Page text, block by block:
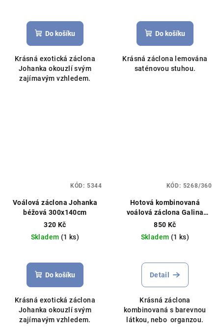
hodnocení
produktu
z
5
hvězdiček.
Do košíku
Krásná exotická záclona
Johanka okouzlí svým
zajímavým vzhledem.
hodnocení
produktu
z
5
Do košíku
Krásná záclona lemována
saténovou stuhou.
Voálová záclona Johanka
béžová 300x140cm
320 Kč
Skladem (1 ks)
hodnocení
produktu
z
5
hvězdiček.
Do košíku
Krásná exotická záclona
Johanka okouzlí svým
zajímavým vzhledem.
KÓD: 5344
Hotová kombinovaná
voálová záclona Galina
440x150cm
850 Kč
Skladem (1 ks)
Detail
Krásná záclona
kombinovaná s barevnou
látkou, nebo organzou.
KÓD: 5268/360